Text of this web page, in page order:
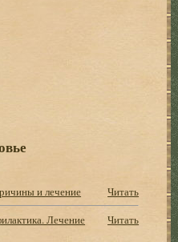
и лечение
Читать
Лечение
Читать